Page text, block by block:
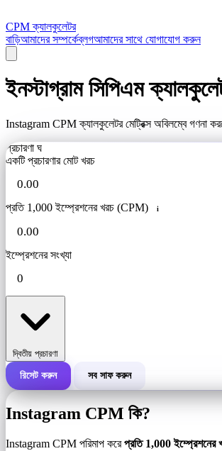
CPM ক্যালকুলেটর
বাড়িআমাদের সম্পর্কেব্লগআমাদের সাথে যোগাযোগ করুন
ইনস্টাগ্রাম সিপিএম
Instagram CPM ক্যালকুলেটর মেট্রিক্স অবিলম্বে গণনা
প্রচারণা ঘ
একটি প্রচারণার মোট খরচ
প্রতি 1,000 ইম্প্রেশনের খরচ (CPM) i
ইম্প্রেশনের সংখ্যা
দ্বিতীয় প্রচারণা
একটি প্রচারণার মোট খরচ
রিসেট করুন সব সাফ করুন
Instagram CPM কি?
Instagram CPM পরিমাপ করেপ্রতি 1,000 ইম্প্রেশনের